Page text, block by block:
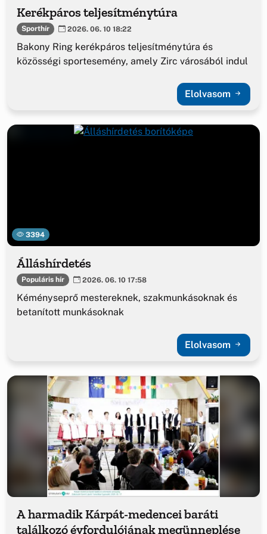
Kerékpáros teljesítménytúra
Sporthír 2026. 06. 10 18:22
Bakony Ring kerékpáros teljesítménytúra és
közösségi sportesemény, amely Zirc városából indul
Elolvasom
3394
Álláshírdetés
Populáris hír 2026. 06. 10 17:58
Kéményseprő mestereknek, szakmunkásoknak és
betanított munkásoknak
Elolvasom
A harmadik Kárpát-medencei baráti
találkozó évfordulójának megünneplése